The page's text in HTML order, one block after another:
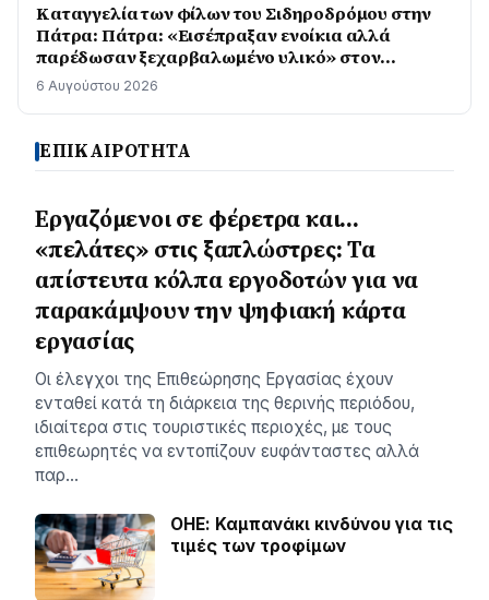
Καταγγελία των φίλων του Σιδηροδρόμου στην
Πάτρα: Πάτρα: «Εισέπραξαν ενοίκια αλλά
παρέδωσαν ξεχαρβαλωμένο υλικό» στον
Προαστιακό
6 Αυγούστου 2026
ΕΠΙΚΑΙΡΟΤΗΤΑ
Εργαζόμενοι σε φέρετρα και…
«πελάτες» στις ξαπλώστρες: Τα
απίστευτα κόλπα εργοδοτών για να
παρακάμψουν την ψηφιακή κάρτα
εργασίας
Οι έλεγχοι της Επιθεώρησης Εργασίας έχουν
ενταθεί κατά τη διάρκεια της θερινής περιόδου,
ιδιαίτερα στις τουριστικές περιοχές, με τους
επιθεωρητές να εντοπίζουν ευφάνταστες αλλά
παρ…
ΟΗΕ: Καμπανάκι κινδύνου για τις
τιμές των τροφίμων